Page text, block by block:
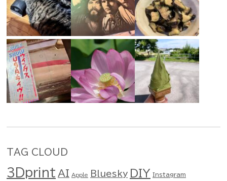
TAG CLOUD
3Dprint AI Apple Bluesky DIY Instagram